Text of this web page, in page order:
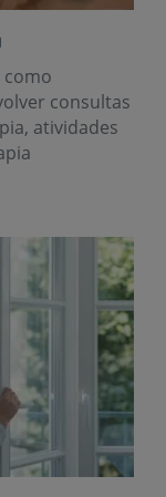
consultas
atividades